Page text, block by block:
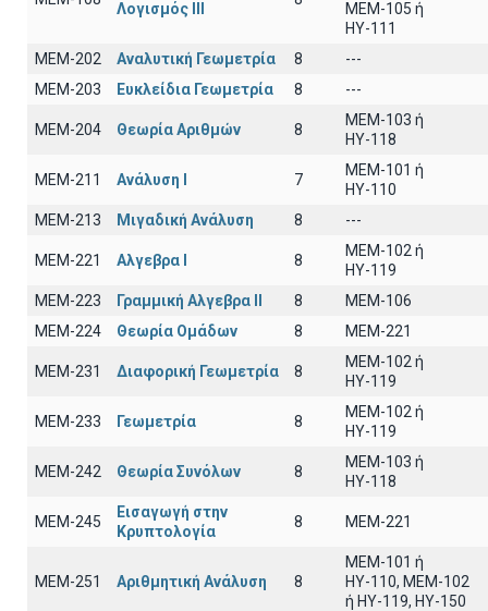
Λογισμός ΙΙI
ΜΕΜ-105 ή
ΗΥ-111
ΜΕΜ-202
Αναλυτική Γεωμετρία 8
---
ΜΕΜ-203
Ευκλείδια Γεωμετρία 8 ---
ΜΕΜ-204 Θεωρία Αριθμών 8
ΜΕΜ-103 ή
ΗΥ-118
ΜΕΜ-211 Ανάλυση Ι 7
ΜΕΜ-101 ή
ΗΥ-110
ΜΕΜ-213
Μιγαδική Ανάλυση 8 ---
ΜΕΜ-221 Αλγεβρα Ι 8
ΜΕΜ-102 ή
ΗΥ-119
ΜΕΜ-223
Γραμμική Αλγεβρα ΙΙ 8
MEM-106
ΜΕΜ-224
Θεωρία Ομάδων 8 MEM-221
ΜΕΜ-231 Διαφορική Γεωμετρία 8
MEM-102 ή
ΗΥ-119
ΜΕΜ-233 Γεωμετρία 8
MEM-102 ή
ΗΥ-119
ΜΕΜ-242 Θεωρία Συνόλων 8
ΜΕΜ-103 ή
ΗΥ-118
ΜΕΜ-245
Εισαγωγή στην
Κρυπτολογία
8 MEM-221
ΜΕΜ-251 Αριθμητική Ανάλυση 8
ΜΕΜ-101 ή
ΗΥ-110, MEM-102
ή ΗΥ-119, ΗΥ-150